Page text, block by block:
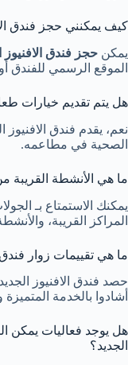
كيف يمكنني حجز فندق
يمكن حجز فندق الافنيوز
الموقع الرسمي للفندق
هل يتم تقديم خيارات
نعم، يقدم فندق
الصحية في مطاعمه.
ما هي الأنشطة القريبة
يمكنك الاستمتاع بـ
المراكز القريبة،
ما هي تقييمات زوار فندق
حصد فندق الافنيوز
أشادوا بالخدمة
هل يوجد فعاليات يمكن
الجديد؟